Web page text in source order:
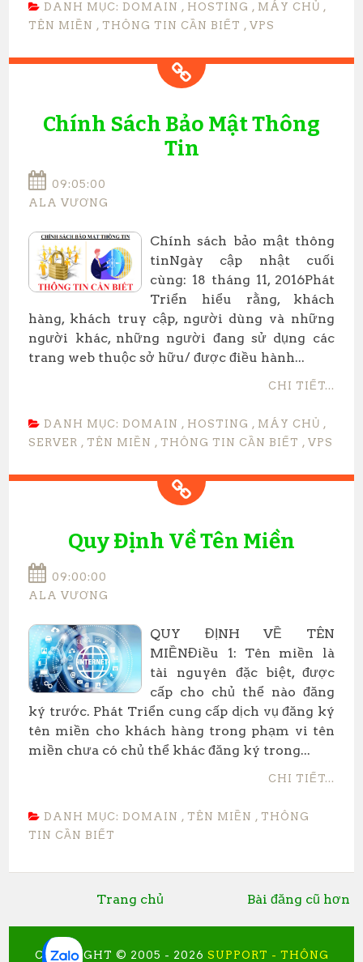
DANH MỤC: DOMAIN , HOSTING , MÁY CHỦ ,
TÊN MIỀN , THÔNG TIN CẦN BIẾT ,VPS
Chính Sách Bảo Mật Thông
Tin
09:05:00
ALA VƯƠNG
Chính sách bảo mật thông
tinNgày cập nhật cuối
cùng: 18 tháng 11, 2016Phát
Triển hiểu rằng, khách
hàng, khách truy cập, người dùng và những
người khác, những người đang sử dụng các
trang web thuộc sở hữu/ được điều hành...
CHI TIẾT...
DANH MỤC: DOMAIN , HOSTING , MÁY CHỦ ,
SERVER , TÊN MIỀN , THÔNG TIN CẦN BIẾT ,VPS
Quy Định Về Tên Miền
09:00:00
ALA VƯƠNG
QUY ĐỊNH VỀ TÊN
MIỀNĐiều 1: Tên miền là
tài nguyên đặc biệt, được
cấp cho chủ thể nào đăng
ký trước. Phát Triển cung cấp dịch vụ đăng ký
tên miền cho khách hàng trong phạm vi tên
miền chưa có chủ thể khác đăng ký trong...
CHI TIẾT...
DANH MỤC: DOMAIN , TÊN MIỀN , THÔNG
TIN CẦN BIẾT
Bài đăng cũ hơn
Trang chủ
COPYRIGHT © 2005 - 2026 SUPPORT - THÔNG